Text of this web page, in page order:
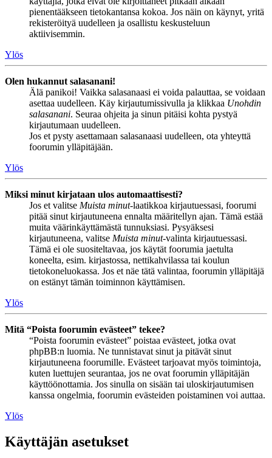
pienentääkseen tietokantansa kokoa. Jos näin on käynyt, yritä
rekisteröityä uudelleen ja osallistu keskusteluun
aktiivisemmin.
Ylös
Olen hukannut salasanani!
Älä panikoi! Vaikka salasanaasi ei voida palauttaa, se voidaan
asettaa uudelleen. Käy kirjautumissivulla ja klikkaa Unohdin
salasanani. Seuraa ohjeita ja sinun pitäisi kohta pystyä
kirjautumaan uudelleen.
Jos et pysty asettamaan salasanaasi uudelleen, ota yhteyttä
foorumin ylläpitäjään.
Ylös
Miksi minut kirjataan ulos automaattisesti?
Jos et valitse Muista minut-laatikkoa kirjautuessasi, foorumi
pitää sinut kirjautuneena ennalta määritellyn ajan. Tämä estää
muita väärinkäyttämästä tunnuksiasi. Pysyäksesi
kirjautuneena, valitse Muista minut-valinta kirjautuessasi.
Tämä ei ole suositeltavaa, jos käytät foorumia jaetulta
koneelta, esim. kirjastossa, nettikahvilassa tai koulun
tietokoneluokassa. Jos et näe tätä valintaa, foorumin ylläpitäjä
on estänyt tämän toiminnon käyttämisen.
Ylös
Mitä “Poista foorumin evästeet” tekee?
“Poista foorumin evästeet” poistaa evästeet, jotka ovat
phpBB:n luomia. Ne tunnistavat sinut ja pitävät sinut
kirjautuneena foorumille. Evästeet tarjoavat myös toimintoja,
kuten luettujen seurantaa, jos ne ovat foorumin ylläpitäjän
käyttöönottamia. Jos sinulla on sisään tai uloskirjautumisen
kanssa ongelmia, foorumin evästeiden poistaminen voi auttaa.
Ylös
Käyttäjän asetukset